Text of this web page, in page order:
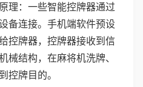
理：一些智能控牌器通过
备连接。手机端软件预设
控牌器，控牌器接收到信
械结构，在麻将机洗牌、
控牌目的。